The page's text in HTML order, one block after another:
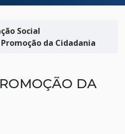
Social
da Cidadania
DA